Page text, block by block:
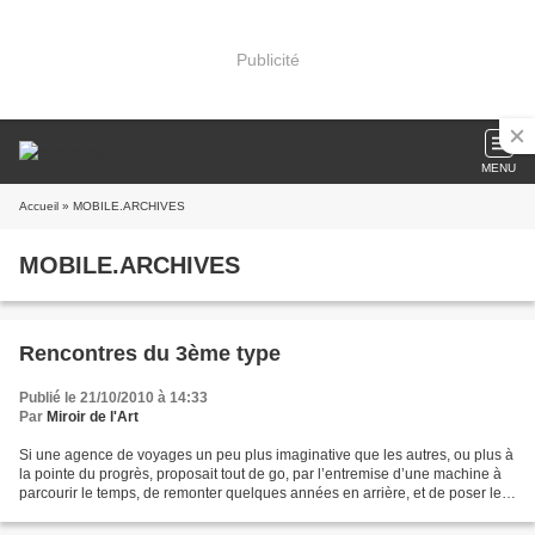
Publicité
MENU
Accueil » MOBILE.ARCHIVES
MOBILE.ARCHIVES
Rencontres du 3ème type
Publié le 21/10/2010 à 14:33
Par Miroir de l'Art
Si une agence de voyages un peu plus imaginative que les autres, ou plus à
la pointe du progrès, proposait tout de go, par l’entremise d’une machine à
parcourir le temps, de remonter quelques années en arrière, et de poser le